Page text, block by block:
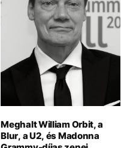
Meghalt William Orbit, a
Blur, a U2, és Madonna